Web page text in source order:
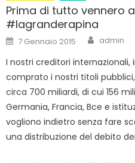
Prima di tutto vennero
#lagranderapina
Posted
on
7 Gennaio 2015 Author
admin
I nostri creditori
comprato i nostri titoli
circa 700 miliardi, di cui 156
Germania, Francia, Bce e
vogliono indietro senza fare
una distribuzione del debito